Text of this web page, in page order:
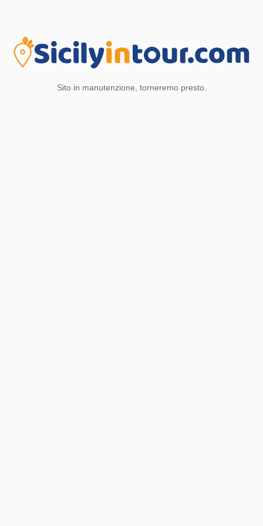
Sito in manutenzione, torneremo presto.